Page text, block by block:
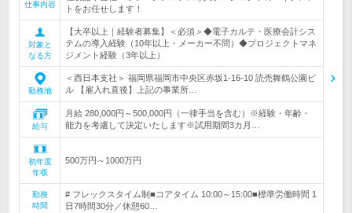
仕事内容
トをお任せします！
対象と
なる方
【大卒以上｜経験者募集】＜必須＞◆電子カルテ・医療会計シス
テムの導入経験（10年以上・メーカー不問）◆プロジェクトマネ
ジメント経験（3年以上）
勤務地
＜西日本支社＞ 福岡県福岡市中央区赤坂1-16-10 読売舞鶴公園ビ
ル 【雇入れ直後】上記の事業所…
給与
月給 280,000円～500,000円（一律手当を含む）※経験・年齢・
能力を考慮して決定いたします※試用期間3カ月…
初年度
年収
500万円～1000万円
勤務
時間
# フレックスタイム制■コアタイム 10:00～15:00■標準労働時間 1
日7時間30分／休憩60…